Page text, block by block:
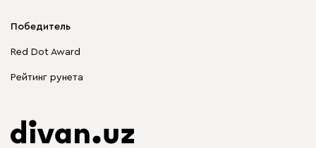
Победитель
Red Dot Award
Рейтинг рунета